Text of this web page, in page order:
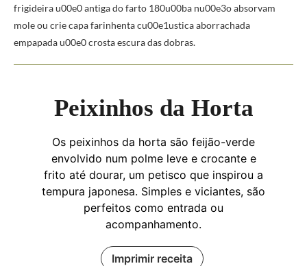
frigideira u00e0 antiga do farto 180u00ba nu00e3o absorvam
mole ou crie capa farinhenta cu00e1ustica aborrachada
empapada u00e0 crosta escura das dobras.
Peixinhos da Horta
Os peixinhos da horta são feijão-verde
envolvido num polme leve e crocante e
frito até dourar, um petisco que inspirou a
tempura japonesa. Simples e viciantes, são
perfeitos como entrada ou
acompanhamento.
Imprimir receita